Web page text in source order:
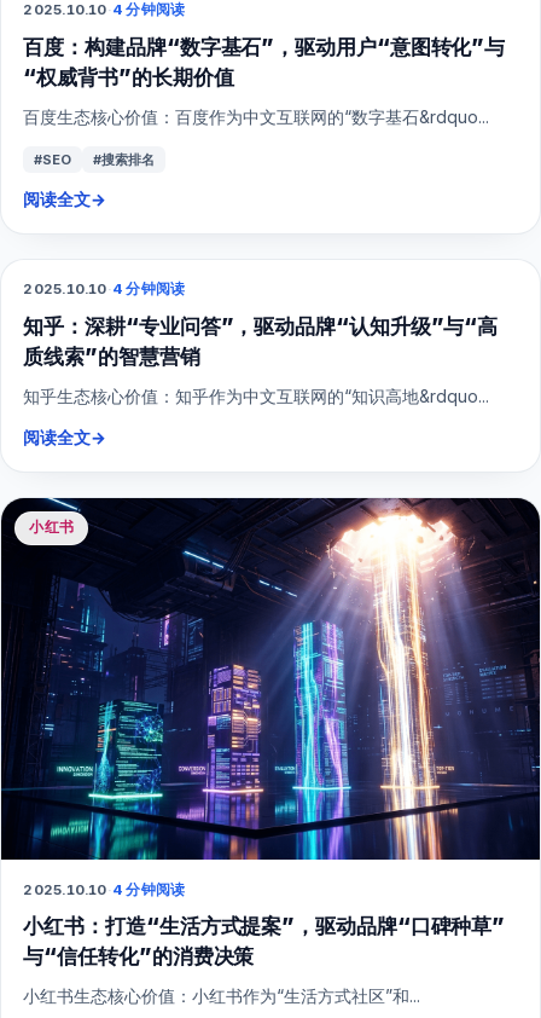
2025.10.10·4 分钟阅读
百度：构建品牌“数字基石”，驱动用户“意图转化”与
“权威背书”的长期价值
百度生态核心价值：百度作为中文互联网的“数字基石&rdquo...
#SEO #搜索排名
阅读全文→
SEO
2025.10.10·4 分钟阅读
知乎：深耕“专业问答”，驱动品牌“认知升级”与“高
质线索”的智慧营销
知乎生态核心价值：知乎作为中文互联网的“知识高地&rdquo...
阅读全文→
小红书
2025.10.10·4 分钟阅读
小红书：打造“生活方式提案”，驱动品牌“口碑种草”
与“信任转化”的消费决策
小红书生态核心价值：小红书作为“生活方式社区”和...